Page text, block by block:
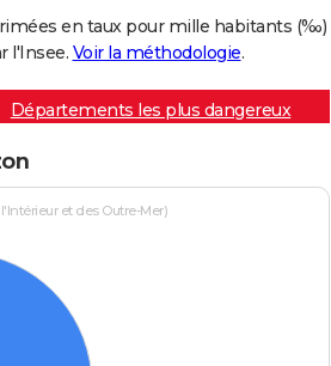
en taux pour mille habitants (‰)
l'Insee. Voir la méthodologie.
Départements les plus dangereux
et des Outre-Mer)